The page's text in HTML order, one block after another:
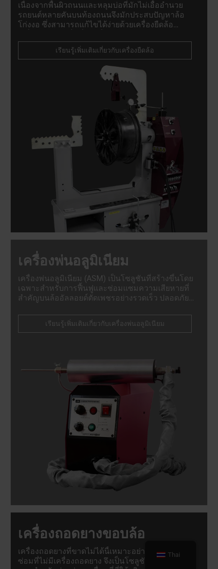
เนื่องจากพื้นผิวถนนและหลุมบ่อที่มักไม่เอื้ออำนวย
รถยนต์หลายคันบนท้องถนนจึงมักประสบปัญหาล้อ
โก่งงอ ซึ่งสามารถแก้ไขได้ง่ายด้วยเครื่องยืดล้อ
อัลลอยด์และร้านซ่อมยาง.
เรียนรู้เพิ่มเติมเกี่ยวกับเครื่องยืดล้อ
เครื่องพ่นอลูมิเนียม
เครื่องพ่นอลูมิเนียม (ASM) เป็นโซลูชันที่สร้างขึ้นโดย
เฉพาะสำหรับการฟื้นฟูและซ่อมแซมความเสียหายที่
สำคัญบนล้ออัลลอยด์ตัดเพชรอย่างรวดเร็ว ปลอดภัย
เรียนรู้เพิ่มเติมเกี่ยวกับเครื่องพ่นอลูมิเนียม
เครื่องถอดยางขอบล้อ
เครื่องถอดยางที่ขาดไม่ได้นี้เหมาะอย่างยิ่งสำหรับช่าง
ซ่อมที่ไม่มีเครื่องถอดยาง จึงเป็นโซลูชันที่สมบูรณ์
Thai